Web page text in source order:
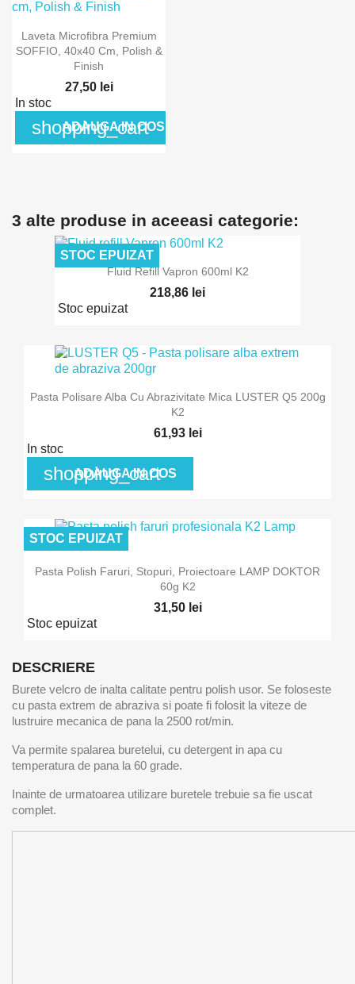
Laveta Microfibra Premium
SOFFIO, 40x40 Cm, Polish &
Finish
27,50 lei
In stoc
shopping_cart
ADAUGA IN COS
3 alte produse in aceeasi categorie:
Fluid Refill Vapron 600ml K2
218,86 lei
Stoc epuizat
STOC EPUIZAT
Pasta Polisare Alba Cu Abrazivitate Mica LUSTER Q5 200g
K2
61,93 lei
In stoc
shopping_cart
ADAUGA IN COS
Pasta Polish Faruri, Stopuri, Proiectoare LAMP DOKTOR
60g K2
31,50 lei
Stoc epuizat
STOC EPUIZAT
DESCRIERE
Burete velcro de inalta calitate pentru polish usor. Se foloseste
cu pasta extrem de abraziva si poate fi folosit la viteze de
lustruire mecanica de pana la 2500 rot/min.
Va permite spalarea buretelui, cu detergent in apa cu
temperatura de pana la 60 grade.
Inainte de urmatoarea utilizare buretele trebuie sa fie uscat
complet.